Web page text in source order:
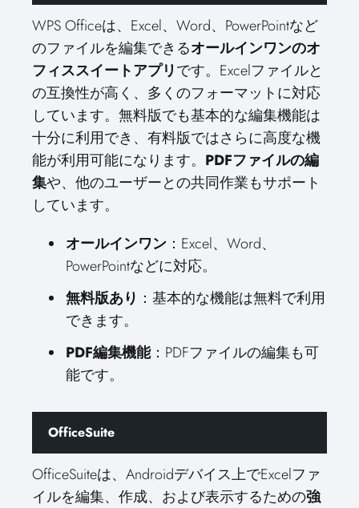
WPS Officeは、Excel、Word、PowerPointなど
のファイルを編集できるオールインワンのオ
フィススイートアプリです。Excelファイルと
の互換性が高く、多くのフォーマットに対応
しています。無料版でも基本的な編集機能は
十分に利用でき、有料版ではさらに高度な機
能が利用可能になります。 PDFファイルの編
集や、他のユーザーとの共同作業もサポート
しています。
オールインワン ：Excel、Word、
PowerPointなどに対応。
無料版あり ：基本的な機能は無料で利用
できます。
PDF編集機能：PDFファイルの編集も可
能です。
OfficeSuite
OfficeSuiteは、Androidデバイス上でExcelファ
イルを編集、作成、および表示するための強